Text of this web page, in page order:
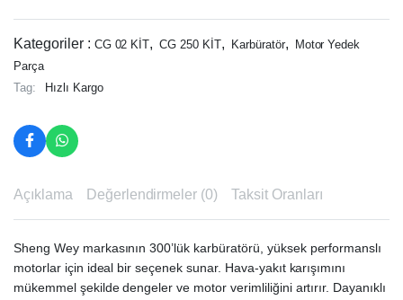
Kategoriler : CG 02 KİT, CG 250 KİT, Karbüratör,
Motor Yedek
Parça
Tag:
Hızlı Kargo
Açıklama Değerlendirmeler (0) Taksit Oranları
Sheng Wey markasının 300’lük karbüratörü, yüksek performanslı
motorlar için ideal bir seçenek sunar. Hava-yakıt karışımını
mükemmel şekilde dengeler ve motor verimliliğini artırır. Dayanıklı